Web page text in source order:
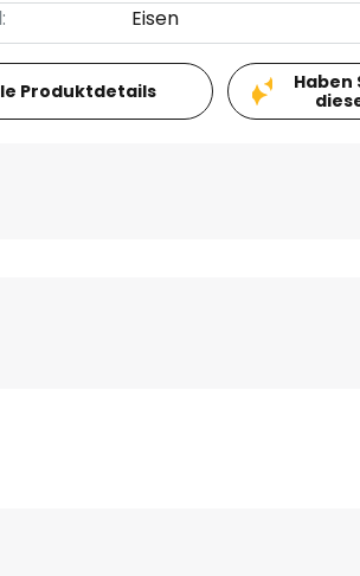
Eisen
Produktdetails
Haben